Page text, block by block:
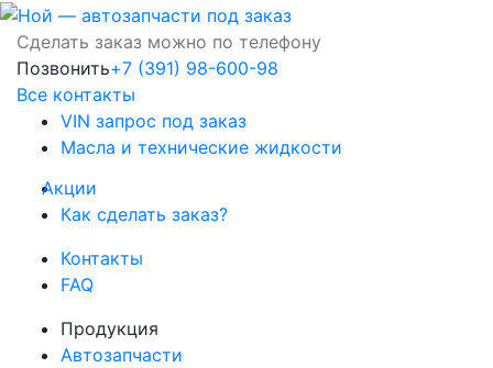
Сделать заказ можно по телефону
Позвонить+7 (391) 98-600-98
Все контакты
VIN запрос под заказ
Масла и технические жидкости
Акции
Как сделать заказ?
Контакты
FAQ
Продукция
Автозапчасти